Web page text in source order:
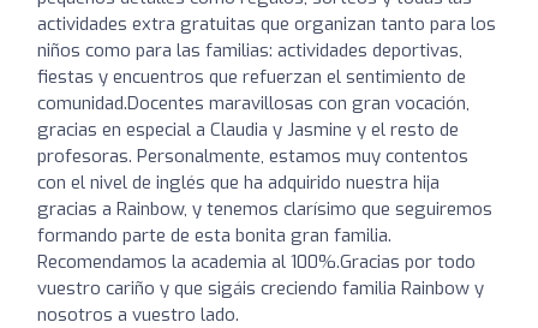
actividades extra gratuitas que organizan tanto para los
niños como para las familias: actividades deportivas,
fiestas y encuentros que refuerzan el sentimiento de
comunidad.Docentes maravillosas con gran vocación,
gracias en especial a Claudia y Jasmine y el resto de
profesoras. Personalmente, estamos muy contentos
con el nivel de inglés que ha adquirido nuestra hija
gracias a Rainbow, y tenemos clarísimo que seguiremos
formando parte de esta bonita gran familia.
Recomendamos la academia al 100%.Gracias por todo
vuestro cariño y que sigáis creciendo familia Rainbow y
nosotros a vuestro lado.